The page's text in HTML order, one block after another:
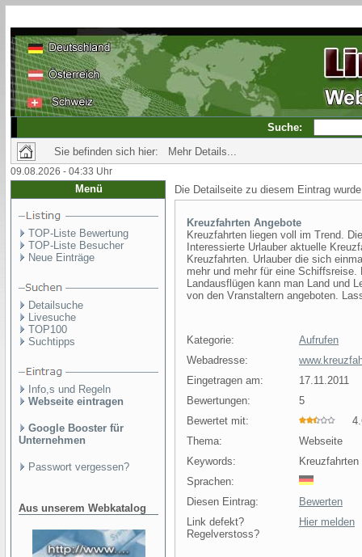
Suche:
Sie befinden sich hier: Mehr Details...
09.08.2026 - 04:33 Uhr
Menü
TOP-Liste Bewertung
TOP-Liste Besucher
Neue Einträge
Detailsuche
Livesuche
TOP100
Suchtipps
Info,s und Regeln
Webseite eintragen
Google Booster für
Unternehmen
Passwort vergessen?
Aus unserem Webkatalog
Die Detailseite zu diesem Eintrag
Kreuzfahrten Angebote
Kreuzfahrten liegen voll im Trend.
Interessierte Urlauber aktuelle
Kreuzfahrten. Urlauber die sich
mehr und mehr für eine
Landausflügen kann man Land und
von den Vranstaltern angeboten.
Kategorie:
Aufrufen
Webadresse:
Eingetragen am:
17.11.2011
Bewertungen:
5
Bewertet mit:
Thema:
Webseite
Keywords:
Sprachen:
Diesen Eintrag:
Bewerten
Link defekt?
Regelverstoss?
Hier melden